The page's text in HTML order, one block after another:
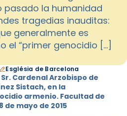
pasado la humanidad
tragedias inauditas:
generalmente es
el “primer genocidio […]
Església de Barcelona
Cardenal Arzobispo de
Sistach, en la
armenio. Facultad de
de mayo de 2015